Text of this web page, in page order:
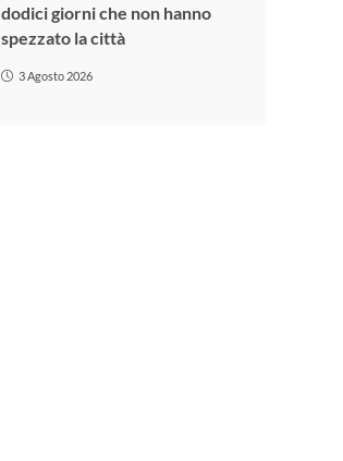
dodici giorni che non hanno
spezzato la città
3 Agosto 2026